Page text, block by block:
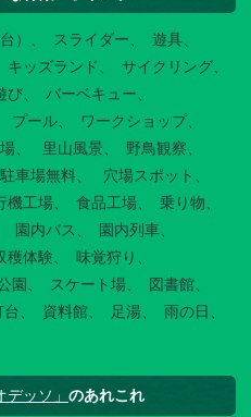
） スライダー
遊具
キッズランド
サイクリング
び
バーベキュー
プール
ワークショップ
里山風景
野鳥観察
駐車場無料
穴場スポット
機工場 食品工場
乗り物
園内バス
園内列車
穫体験
味覚狩り
園 スケート場
図書館
台 資料館 足湯
雨の日
ッソ」 のあれこれ